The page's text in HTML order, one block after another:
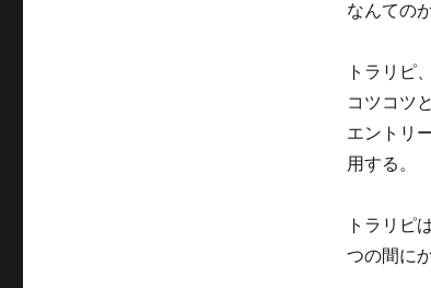
なんての
トラリピ
コツコツ
エントリ
用する。
トラリピ
つの間に